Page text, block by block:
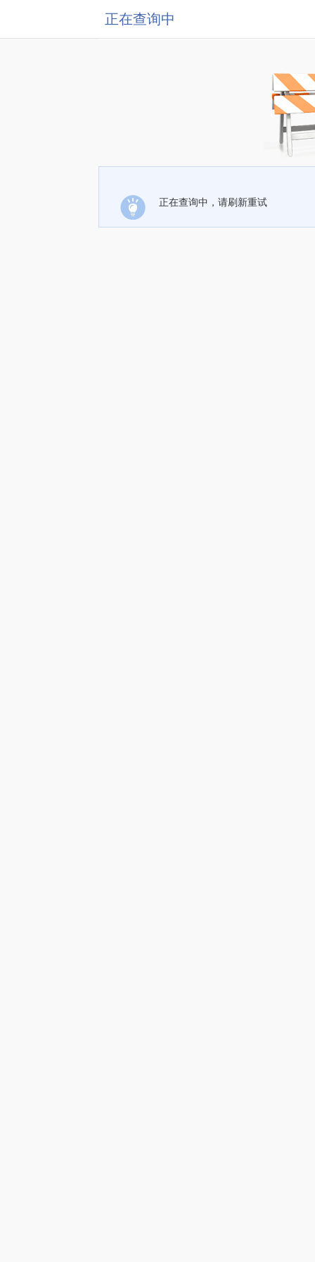
正在查询中
正在查询中，请刷新重试